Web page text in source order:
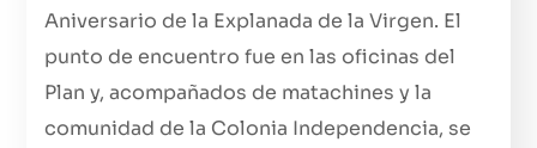
Aniversario de la Explanada de la Virgen. El
punto de encuentro fue en las oficinas del
Plan y, acompañados de matachines y la
comunidad de la Colonia Independencia, se